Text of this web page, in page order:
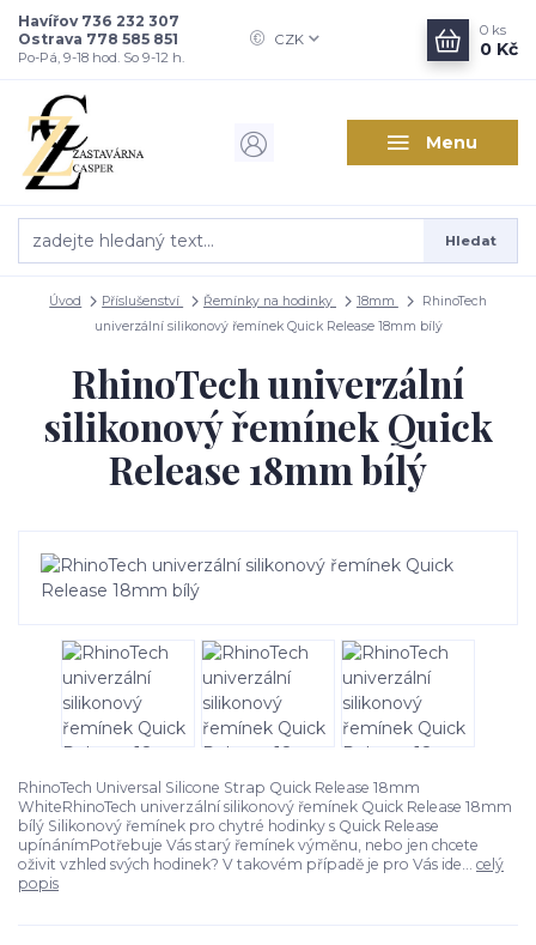
Menu
CZK
Hledat
Havířov 736 232 307
Ostrava 778 585 851
Po-Pá, 9-18 hod. So 9-12 h.
0 ks
0 Kč
Úvod Příslušenství Řemínky na hodinky 18mm
RhinoTech
univerzální silikonový řemínek Quick Release 18mm bílý
RhinoTech univerzální
silikonový řemínek Quick
Release 18mm bílý
RhinoTech Universal Silicone Strap Quick Release 18mm
WhiteRhinoTech univerzální silikonový řemínek Quick Release 18mm
bílý Silikonový řemínek pro chytré hodinky s Quick Release
upínánímPotřebuje Vás starý řemínek výměnu, nebo jen chcete
oživit vzhled svých hodinek? V takovém případě je pro Vás ide... celý
popis